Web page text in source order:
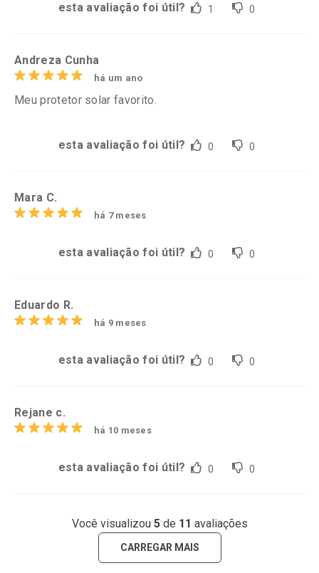
esta avaliação foi útil? 1 0
Andreza Cunha
há um ano
Meu protetor solar favorito.
esta avaliação foi útil? 0 0
Mara C.
há 7 meses
esta avaliação foi útil? 0 0
Eduardo R.
há 9 meses
esta avaliação foi útil? 0 0
Rejane c.
há 10 meses
esta avaliação foi útil? 0 0
Você visualizou 5de 11 avaliações
CARREGAR MAIS